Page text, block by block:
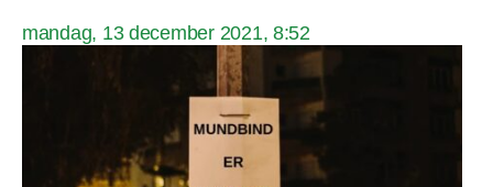
mandag, 13 december 2021, 8:52